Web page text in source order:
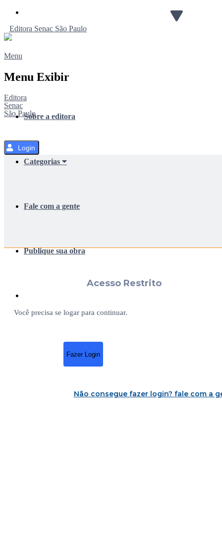
o
Editora Senac São Paulo
Menu
Menu Exibir
Editora
Senac
São PauloSobre a editora
Categorias
Fale com a gente
Publique sua obra
Login
Acesso Restrito
Você precisa se logar para continuar.
Fazer Login
Não consegue fazer login? fale com a